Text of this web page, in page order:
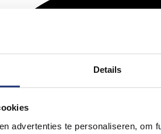
Details
advertenties te personaliseren, om